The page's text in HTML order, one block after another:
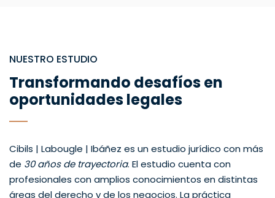
NUESTRO ESTUDIO
Transformando desafíos en
oportunidades legales
Cibils | Labougle | Ibáñez es un estudio jurídico con más
de 30 años de trayectoria. El estudio cuenta con
profesionales con amplios conocimientos en distintas
áreas del derecho y de los negocios. La práctica